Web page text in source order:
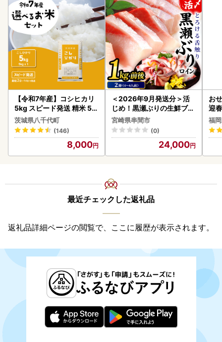
【令和7年産】コシヒカリ
5kg スピード発送 精米 5k
g x 1袋 白米 茨城県 八千代
町
茨城県八千代町
(146)
8,000
＜2026年9月発送分＞活
じめ！黒瀬ぶりの生鮮ブリ
ロイン2節（1.0kg前後）_
K001-012-2609
宮崎県串間市
(0)
24,000
お
迎
福
最近チェックした返礼品
返礼品詳細ページの閲覧で、ここに履歴が表示されます。